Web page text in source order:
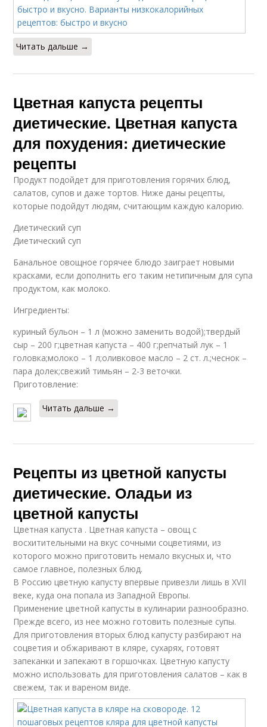
Читать дальше →
Цветная капуста рецепты
диетические. Цветная капуста
для похудения: диетические
рецепты
Продукт подойдет для приготовления горячих блюд,
салатов, супов и даже тортов. Ниже даны рецепты,
которые подойдут людям, считающим каждую калорию.
Диетический суп
Диетический суп
Банальное овощное горячее блюдо заиграет новыми
красками, если дополнить его таким нетипичным для супа
продуктом, как молоко.
Ингредиенты:
куриный бульон – 1 л (можно заменить водой);твердый
сыр – 200 г;цветная капуста – 400 г;репчатый лук – 1
головка;молоко – 1 л;оливковое масло – 2 ст. л.;чеснок –
пара долек;свежий тимьян – 2-3 веточки.
Приготовление:
Читать дальше →
Рецепты из цветной капусты
диетические. Оладьи из
цветной капусты
Цветная капуста . Цветная капуста – овощ с
восхитительными на вкус сочными соцветиями, из
которого можно приготовить немало вкусных и, что
самое главное, полезных блюд.
В Россию цветную капусту впервые привезли лишь в XVII
веке, куда она попала из Западной Европы.
Применение цветной капусты в кулинарии разнообразно.
Прежде всего, из нее можно готовить полезные супы.
Для приготовления вторых блюд капусту разбирают на
соцветия и обжаривают в кляре, сухарях, готовят
запеканки и запекают в горшочках. Цветную капусту
можно использовать для приготовления салатов – как в
свежем, так и вареном виде.